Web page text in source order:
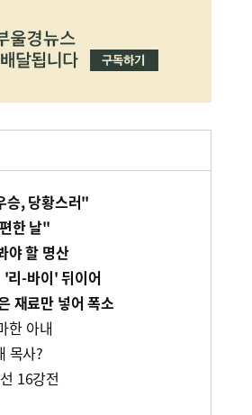
승, 당황스러"
한 날"
야 할 명산
리-바이' 뒤이어
재료만 넣어 폭소
한 아내
목사?
16강전